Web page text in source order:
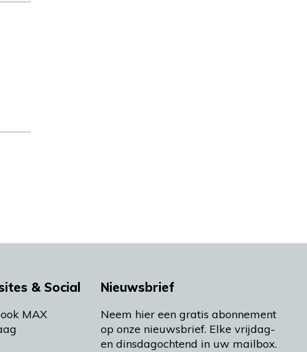
& Social
MAX
Nieuwsbrief
Neem hier een gratis abonnement
op onze nieuwsbrief. Elke vrijdag-
en dinsdagochtend in uw mailbox.